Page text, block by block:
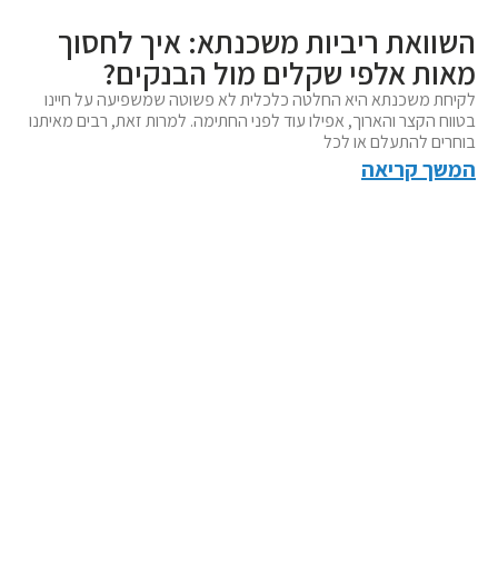
השוואת ריביות משכנתא: איך לחסוך
מאות אלפי שקלים מול הבנקים?
לקיחת משכנתא היא החלטה כלכלית לא פשוטה שמשפיעה על חיינו
בטווח הקצר והארוך, אפילו עוד לפני החתימה. למרות זאת, רבים מאיתנו
בוחרים להתעלם או לכל
המשך קריאה